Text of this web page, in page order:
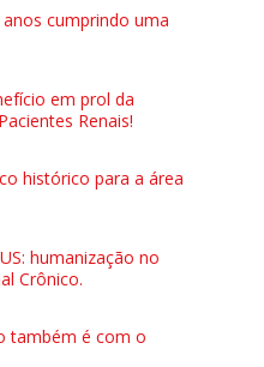
cumprindo uma
em prol da
Renais!
histórico para a área
humanização no
Crônico.
também é com o